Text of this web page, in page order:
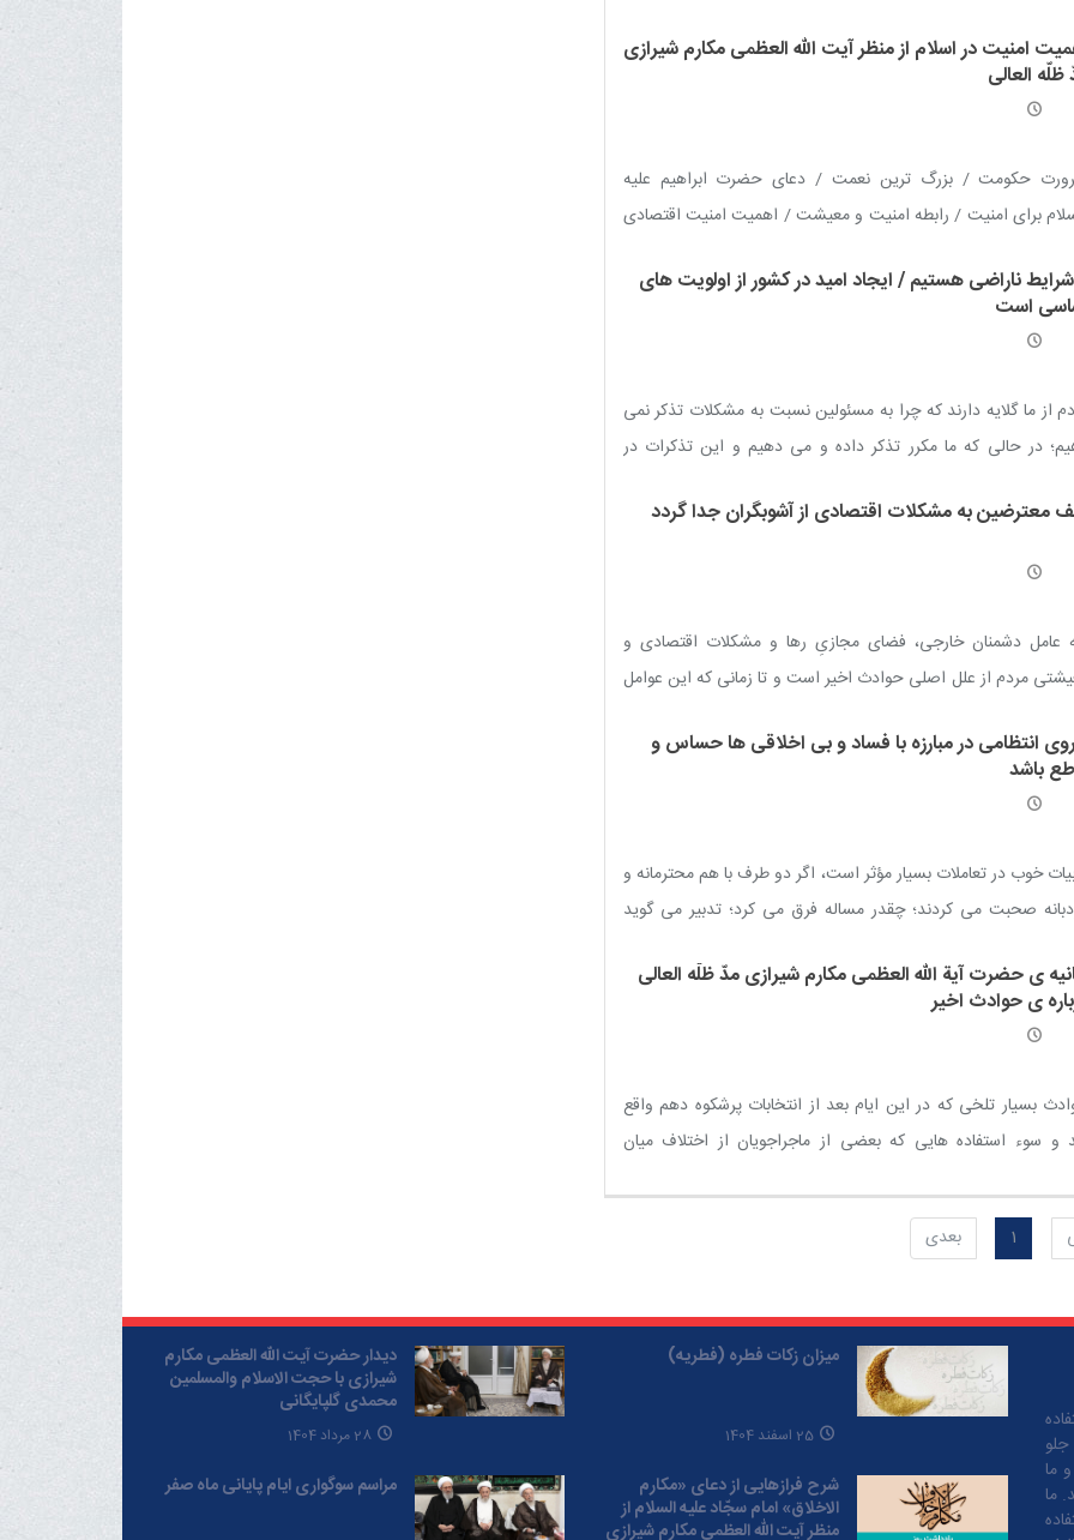
امنیت در اسلام از منظر آیت الله العظمی مکارم شیرازی
العالی
حکومت / بزرگ ترین نعمت / دعای حضرت ابراهیم علیه
برای امنیت / رابطه امنیت و معیشت / اهمیت امنیت اقتصادی
و تحکیم امنیت / صیانت از امنیت روانی و فکری / ناامنی و
/ توسل به نیروی انتظامی / حکومت مهدوی، زمینه ساز صلح و
شرایط ناراضی هستیم / ایجاد امید در کشور از اولویت های
است
از ما گلایه دارند که چرا به مسئولین نسبت به مشکلات تذکر نمی
در حالی که ما مکرر تذکر داده و می دهیم و این تذکرات در
نمی کند، حتما مصلحتی دارد، اما مردم انتظار دارند که
معترضین به مشکلات اقتصادی از آشوبگران جدا گردد
عامل دشمنان خارجی، فضای مجازیِ رها و مشکلات اقتصادی و
مردم از علل اصلی حوادث اخیر است و تا زمانی که این عوامل
انتظامی در مبارزه با فساد و بی اخلاقی ها حساس و
باشد
خوب در تعاملات بسیار مؤثر است، اگر دو طرف با هم محترمانه و
صحبت می کردند؛ چقدر مساله فرق می کرد؛ تدبیر می گوید
ی حضرت آیة الله العظمی مکارم شیرازی مدّ ظلّه العالی
ی حوادث اخیر
بسیار تلخی که در این ایام بعد از انتخابات پرشکوه دهم واقع
و سوء استفاده هایی که بعضی از ماجراجویان از اختلاف میان
وفادار به نظام و انقلاب بود و سبب نگرانی دوستان در منطقه و
دشمنان گردید.
1 بعدی
ما
ما
میزان زکات فطره (فطریه)
25 اسفند 1404
دیدار حضرت آیت الله العظمی مکارم
شیرازی با حجت الاسلام والمسلمین
محمدی گلپایگانی
28 مرداد 1404
شرح فرازهایی از دعای «مکارم
الاخلاق» امام سجّاد علیه السلام از
منظر آیت الله العظمی مکارم شیرازی
مراسم سوگواری ایام پایانی ماه صفر